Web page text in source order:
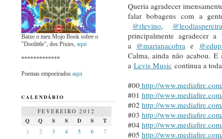
Queria agradecer
falar bobagens com a
@rlevino,
principalmente agradecer
a @marianacobra e
Calma, ainda não acabou.
a Levis Music continua a
#00http://
#01 http://
#02 http://
#03 http://
#04 http://
#05 http://
Baixe o meu Mojo Book sobre o
"Doolittle", dos Pixies, aqui
*************
Poemas empoeirados aqui
CALENDÁRIO
FEVEREIRO 2012
Q Q S S D S
T
1
2 3 4 5 6
7